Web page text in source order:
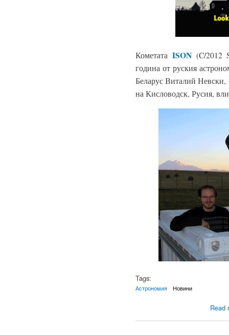
Кометата ISON (C/2012
година от руския
Беларус Виталий Невски,
на Кисловодск, Русия,
Tags:
Астрономия Новини
Read